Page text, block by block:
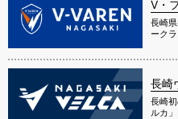
V・
長崎
ーク
長崎
長崎
ルカ」